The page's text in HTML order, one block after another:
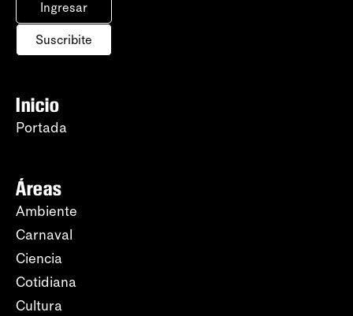
Ingresar
Suscribite
Inicio
Portada
Áreas
Ambiente
Carnaval
Ciencia
Cotidiana
Cultura